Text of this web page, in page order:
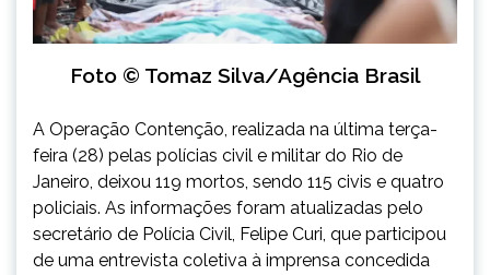
Foto © Tomaz Silva/Agência Brasil
A Operação Contenção, realizada na última terça-
feira (28) pelas polícias civil e militar do Rio de
Janeiro, deixou 119 mortos, sendo 115 civis e quatro
policiais. As informações foram atualizadas pelo
secretário de Polícia Civil, Felipe Curi, que participou
de uma entrevista coletiva à imprensa concedida